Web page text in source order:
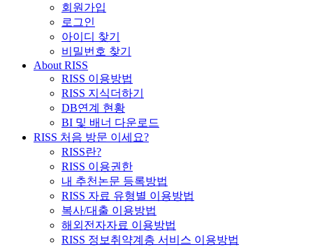
회원가입
로그인
아이디 찾기
비밀번호 찾기
About RISS
RISS 이용방법
RISS 지식더하기
DB연계 현황
BI 및 배너 다운로드
RISS 처음 방문 이세요?
RISS란?
RISS 이용권한
내 추천논문 등록방법
RISS 자료 유형별 이용방법
복사/대출 이용방법
해외전자자료 이용방법
RISS 정보취약계층 서비스 이용방법